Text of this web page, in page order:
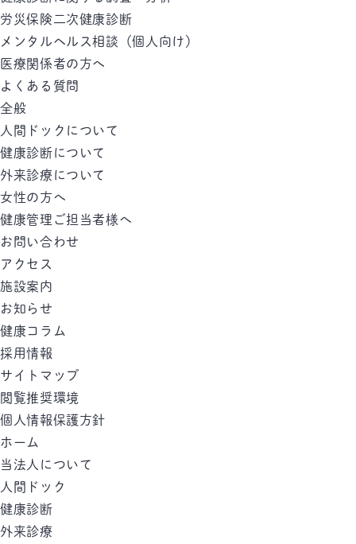
労災保険二次健康診断
メンタルヘルス相談（個人向け）
医療関係者の方へ
よくある質問
全般
人間ドックについて
健康診断について
外来診療について
女性の方へ
健康管理ご担当者様へ
お問い合わせ
アクセス
施設案内
お知らせ
健康コラム
採用情報
サイトマップ
閲覧推奨環境
個人情報保護方針
ホーム
当法人について
人間ドック
健康診断
外来診療